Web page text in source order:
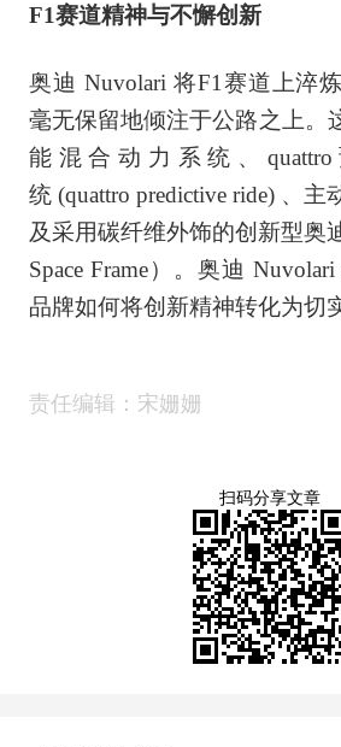
F1赛道精神与不懈创新
奥迪 Nuvolari 将F1赛道上淬
毫无保留地倾注于公路之上。
能混合动力系统、
统 (quattro predictive ride) 、
及采用碳纤维外饰的创新型奥
Space Frame）。奥迪
品牌如何将创新精神转化为切
责任编辑：宋姗姗
扫码分享文章